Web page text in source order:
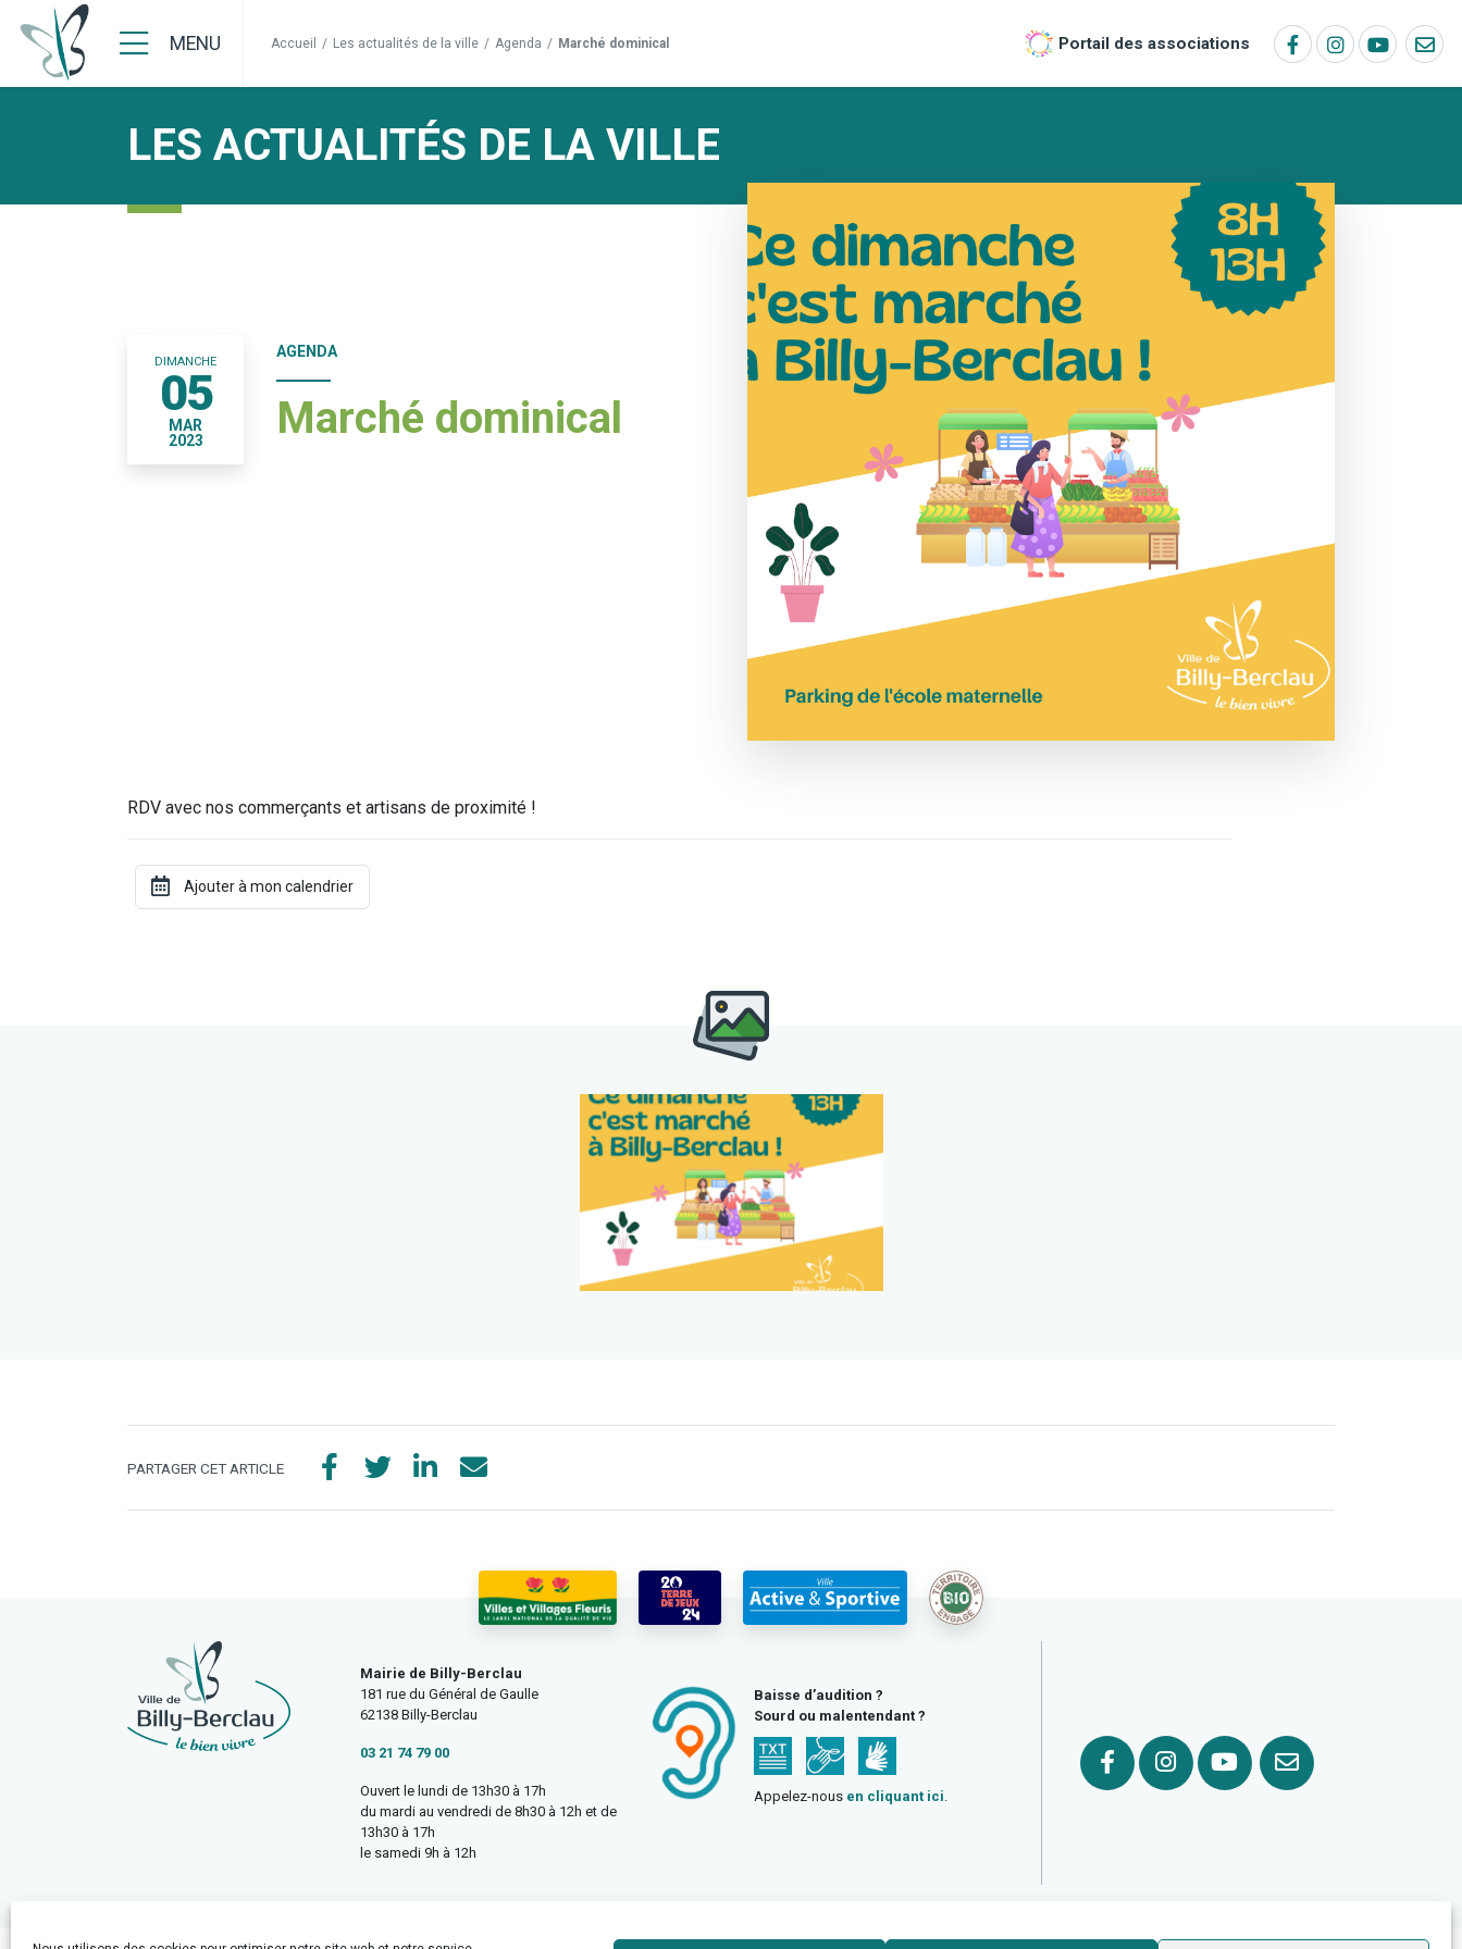
MENU Accueil / Les actualités de la ville / Agenda / Marché dominical Portail des associations
LES ACTUALITÉS DE LA VILLE
DIMANCHE
05
MAR
2023
AGENDA
Marché dominical
RDV avec nos commerçants et artisans de proximité !
PARTAGER CET ARTICLE
Mairie de Billy-Berclau
181 rue du Général de Gaulle
62138 Billy-Berclau
03 21 74 79 00
Ouvert le lundi de 13h30 à 17h
du mardi au vendredi de 8h30 à 12h et de
13h30 à 17h
le samedi 9h à 12h
Baisse d’audition ?
Sourd ou malentendant ?
Appelez-nous en cliquant ici.